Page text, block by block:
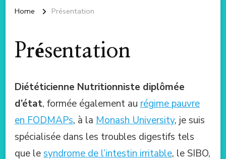
Home Présentation
Présentation
Diététicienne Nutritionniste diplômée
d’état, formée également au régime pauvre
en FODMAPs, à la Monash University, je suis
spécialisée dans les troubles digestifs tels
que lesyndrome de l’intestin irritable, le SIBO,